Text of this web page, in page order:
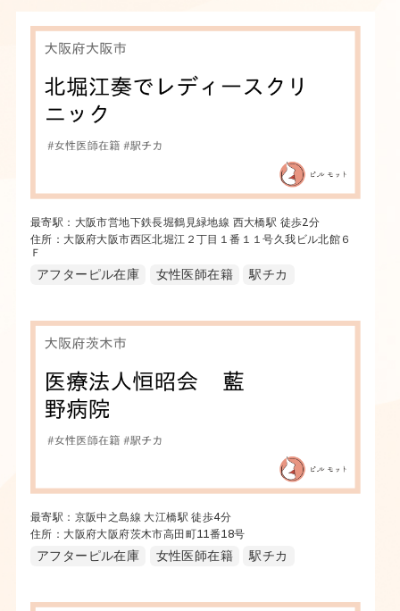
最寄駅：大阪市営地下鉄長堀鶴見緑地線 西大橋駅 徒歩2分
住所：大阪府大阪市西区北堀江２丁目１番１１号久我ビル北館６
Ｆ
アフターピル在庫 女性医師在籍 駅チカ
最寄駅：京阪中之島線 大江橋駅 徒歩4分
住所：大阪府大阪府茨木市高田町11番18号
アフターピル在庫 女性医師在籍 駅チカ